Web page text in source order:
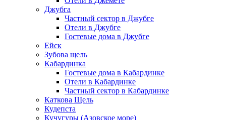
Джубга
Частный сектор в Джубге
Отели в Джубге
Гостевые дома в Джубге
Ейск
Зубова щель
Кабардинка
Гостевые дома в Кабардинке
Отели в Кабардинке
Частный сектор в Кабардинке
Каткова Щель
Кудепста
Кучугуры (Азовское море)